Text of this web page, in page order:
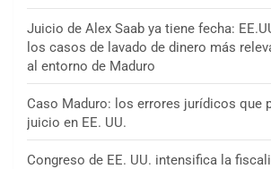
Juicio de Alex Saab ya tiene fecha:
los casos de lavado de dinero más
al entorno de Maduro
Caso Maduro: los errores jurídicos que
juicio en EE. UU.
Congreso de EE. UU. intensifica la